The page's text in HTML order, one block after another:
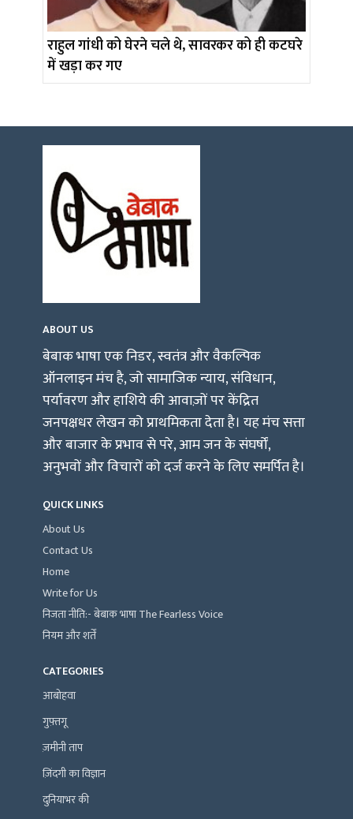
राहुल गांधी को घेरने चले थे, सावरकर को ही कटघरे
में खड़ा कर गए
ABOUT US
बेबाक भाषा एक निडर, स्वतंत्र और वैकल्पिक
ऑनलाइन मंच है, जो सामाजिक न्याय, संविधान,
पर्यावरण और हाशिये की आवाज़ों पर केंद्रित
जनपक्षधर लेखन को प्राथमिकता देता है। यह मंच सत्ता
और बाजार के प्रभाव से परे, आम जन के संघर्षों,
अनुभवों और विचारों को दर्ज करने के लिए समर्पित है।
QUICK LINKS
About Us
Contact Us
Home
Write for Us
निजता नीति:- बेबाक भाषा The Fearless Voice
नियम और शर्तें
CATEGORIES
आबोहवा
गुफ़्तगू
ज़मीनी ताप
ज़िंदगी का विज्ञान
दुनियाभर की